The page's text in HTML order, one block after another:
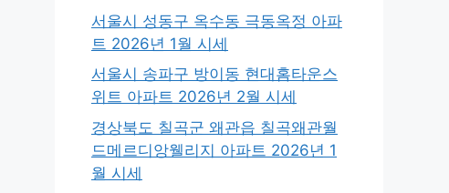
서울시 성동구 옥수동 극동옥정 아파
트 2026년 1월 시세
서울시 송파구 방이동 현대홈타운스
위트 아파트 2026년 2월 시세
경상북도 칠곡군 왜관읍 칠곡왜관월
드메르디앙웰리지 아파트 2026년 1
월 시세